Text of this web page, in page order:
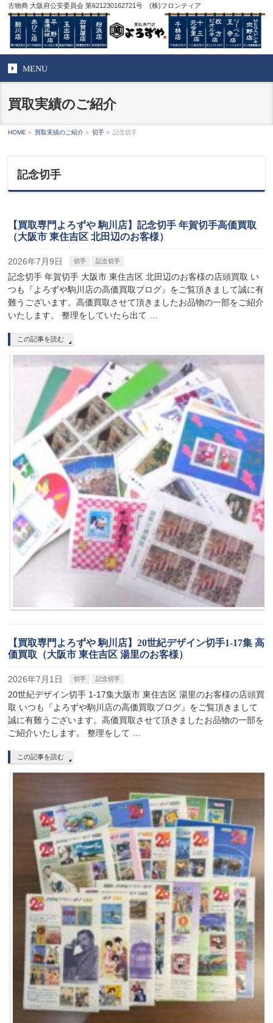
古物商 大阪府公安委員会 第621230162721号 (株)フロンティア
MENU
買取実績のご紹介
HOME » 買取実績のご紹介 » 切手 » 記念切手
記念切手
【買取専門よろずや 駒川店】記念切手 年賀切手高価買取
（大阪市 東住吉区 北田辺のお客様）
2026年7月9日 切手 記念切手
記念切手 年賀切手 大阪市 東住吉区 北田辺のお客様の店頭買取 い
つも『よろずや駒川店の高価買取ブログ』をご覧頂きまして誠に有
難うございます。高価買取させて頂きましたお品物の一部をご紹介
いたします。 整理をしていたら出て …
この記事を読む
【買取専門よろずや 駒川店】20世紀デザイン切手1-17集 高
価買取（大阪市 東住吉区 湯里のお客様）
2026年7月1日 切手 記念切手
20世紀デザイン切手 1-17集大阪市 東住吉区 湯里のお客様の店頭買
取 いつも『よろずや駒川店の高価買取ブログ』をご覧頂きまして
誠に有難うございます。高価買取させて頂きましたお品物の一部を
ご紹介いたします。 整理をして …
この記事を読む